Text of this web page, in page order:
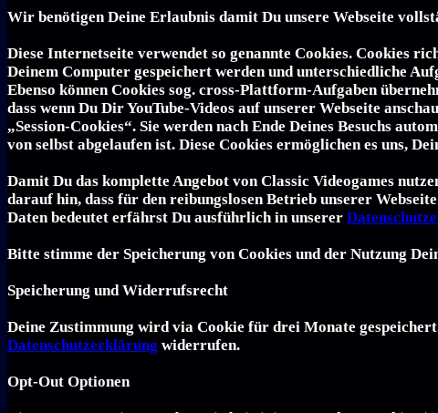
Wir benötigen Deine Erlaubnis damit Du unsere Webseite
Diese Internetseite verwendet so genannte Cookies. Cookies
Deinem Computer gespeichert werden und unterschiedliche
Ebenso können Cookies sog. cross-Plattform-Aufgaben
dass wenn Du Dir YouTube-Videos auf unserer Webseite
„Session-Cookies“. Sie werden nach Ende Deines Besuchs
von selbst abgelaufen ist. Diese Cookies ermöglichen es uns,
Damit Du das komplette Angebot von Classic Videogames
darauf hin, dass für den reibungslosen Betrieb unserer
Daten bedeutet erfährst Du ausführlich in unserer
Bitte stimme der Speicherung von Cookies und der Nutzung
Speicherung und Widerrufsrecht
Deine Zustimmung wird via Cookie für drei Monate
Datenschutzerklärung widerrufen.
Opt-Out Optionen